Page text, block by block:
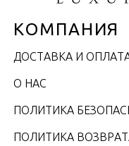
КОМПАНИЯ
ДОСТАВКА И
О НАС
ПОЛИТИКА
ПОЛИТИКА